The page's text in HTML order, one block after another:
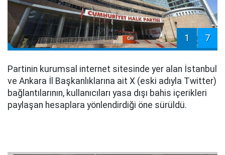
1 7
Partinin kurumsal internet sitesinde yer alan İstanbul
ve Ankara İl Başkanlıklarına ait X (eski adıyla Twitter)
bağlantılarının, kullanıcıları yasa dışı bahis içerikleri
paylaşan hesaplara yönlendirdiği öne sürüldü.